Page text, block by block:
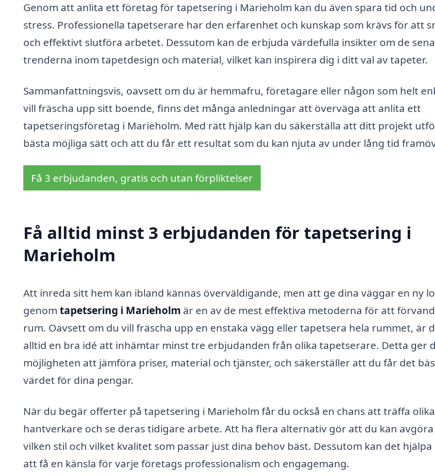
Genom att anlita ett företag för tapetsering i Marieholm kan du även spara tid och
stress. Professionella tapetserare har den erfarenhet och kunskap som krävs för att
och effektivt slutföra arbetet. Dessutom kan de erbjuda värdefulla insikter om de
trenderna inom tapetdesign och material, vilket kan inspirera dig i ditt val av tapeter.
Sammanfattningsvis, oavsett om du är hemmafru, företagare eller någon som helt
vill fräscha upp sitt boende, finns det många anledningar att överväga att anlita ett
tapetseringsföretag i Marieholm. Med rätt hjälp kan du säkerställa att ditt projekt
bästa möjliga sätt och att du får ett resultat som du kan njuta av under lång tid
Få 3 erbjudanden, gratis och utan förpliktelser
Få alltid minst 3 erbjudanden för tapetsering i
Marieholm
Att inreda sitt hem kan ibland kännas överväldigande, men att ge dina väggar en ny
genom tapetsering i Marieholm är en av de mest effektiva metoderna för att
rum. Oavsett om du vill fräscha upp en enstaka vägg eller tapetsera hela rummet, är
alltid en bra idé att inhämtar minst tre erbjudanden från olika tapetserare. Detta ger
möjligheten att jämföra priser, material och tjänster, och säkerställer att du får det
värdet för dina pengar.
När du begär offerter på tapetsering i Marieholm får du också en chans att träffa olika
hantverkare och se deras tidigare arbete. Att ha flera alternativ gör att du kan avgöra
vilken stil och vilket kvalitet som passar just dina behov bäst. Dessutom kan det hjälpa
att få en känsla för varje företags professionalism och engagemang.